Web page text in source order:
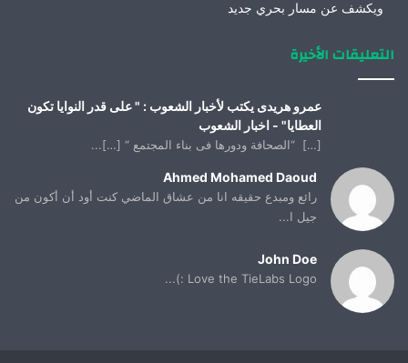
ويكشف عن مسار بحري جديد
التعليقات الأخيرة
عمرو هريدى يكتب لأخبار الشعوب : " على قدر النوايا تكون
العطايا" - اخبار الشعوب
[…] “الصحافة ودورها فى بناء المجتمع “ […]...
Ahmed Mohamed Daoud
رائع ومبدع حقيقه انا من عشاق الماضي كنت أود أن أكون من
جيل ا...
John Doe
Love the TieLabs Logo :)...